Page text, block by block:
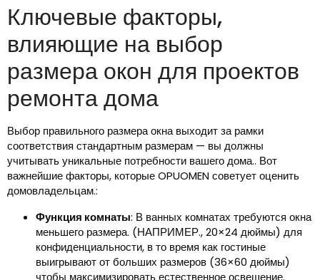
Ключевые факторы,
влияющие на выбор
размера окон для проектов
ремонта дома
Выбор правильного размера окна выходит за рамки
соответствия стандартным размерам — вы должны
учитывать уникальные потребности вашего дома.. Вот
важнейшие факторы, которые OPUOMEN советует оценить
домовладельцам.:
Функция комнаты: В ванных комнатах требуются окна
меньшего размера. (НАПРИМЕР., 20×24 дюймы) для
конфиденциальности, в то время как гостиные
выигрывают от больших размеров (36×60 дюймы)
чтобы максимизировать естественное освещение.